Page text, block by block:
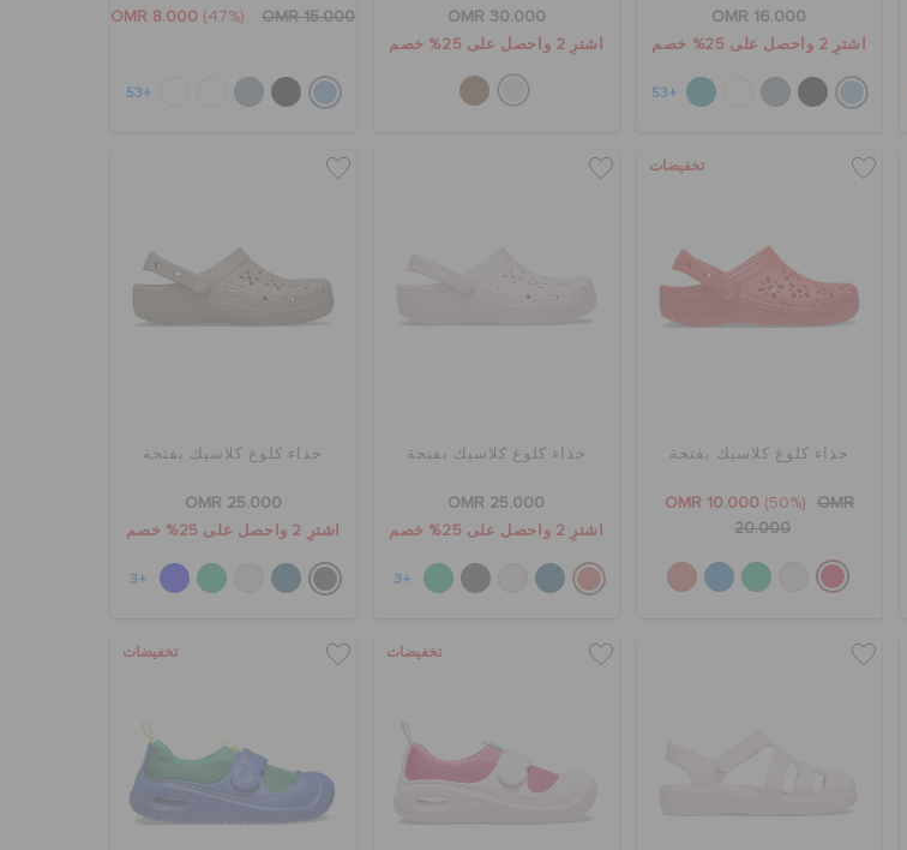
OMR 16.000
اشترِ 2 واحصل على 25% خصم
+53
OMR 30.000
اشترِ 2 واحصل على 25% خصم
OMR 8.000 (47%) OMR 15.000
+53
تخفيضات
حذاء كلوغ كلاسيك بفتحة
OMR 10.000 (50%)
OMR
20.000
حذاء كلوغ كلاسيك بفتحة
OMR 25.000
اشترِ 2 واحصل على 25% خصم
+3
حذاء كلوغ كلاسيك بفتحة
OMR 25.000
اشترِ 2 واحصل على 25% خصم
+3
تخفيضات تخفيضات